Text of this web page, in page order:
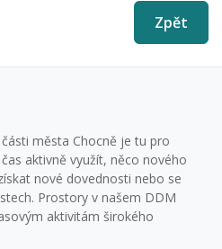
Zpět
města Chocně je tu pro
aktivně využít, něco nového
nové dovednosti nebo se
Prostory v našem DDM
aktivitám širokého